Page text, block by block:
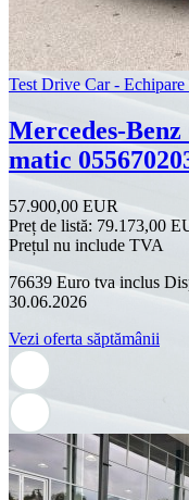
Test Drive Car -
Mercedes-
matic
57.900,00 EUR
Preț de listă: 79.173,00
Prețul nu include TVA
76639 Euro tva inclus
30.06.2026
Vezi oferta săptămânii